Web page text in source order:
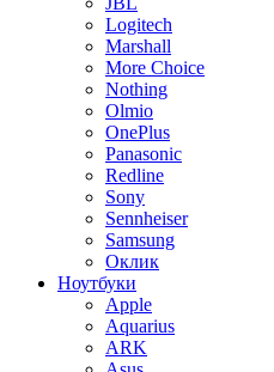
Logitech
Marshall
More Choice
Nothing
Olmio
OnePlus
Panasonic
Redline
Sony
Sennheiser
Samsung
Оклик
Ноутбуки
Apple
Aquarius
ARK